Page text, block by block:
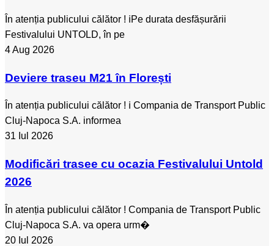
În atenția publicului călător ! ℹ️Pe durata desfășurării
Festivalului UNTOLD, în pe
4 Aug 2026
Deviere traseu M21 în Florești
În atenția publicului călător ! ℹ️ Compania de Transport Public
Cluj-Napoca S.A. informea
31 Iul 2026
Modificări trasee cu ocazia Festivalului Untold
2026
În atenția publicului călător ! Compania de Transport Public
Cluj-Napoca S.A. va opera urm�
20 Iul 2026